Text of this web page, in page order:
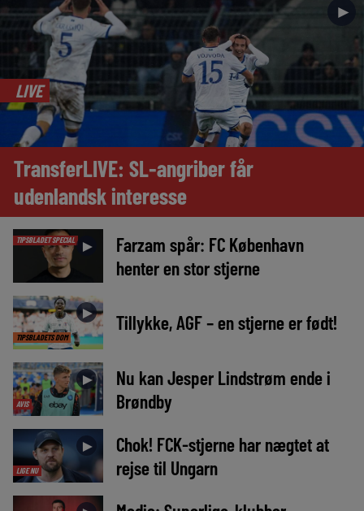
►
LIVE
TransferLIVE: SL-angriber får
udenlandsk interesse
TIPSBLADET SPECIAL ►
Farzam spår: FC København
henter en stor stjerne
TIPSBLADETS DOM
► Tillykke, AGF – en stjerne er født!
AVIS
►
Nu kan Jesper Lindstrøm ende i
Brøndby
LIGE NU
►
Chok! FCK-stjerne har nægtet at
rejse til Ungarn